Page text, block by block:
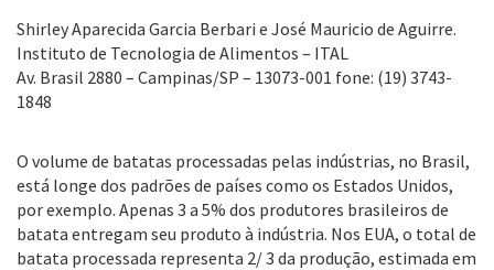
Shirley Aparecida Garcia Berbari e José Mauricio de Aguirre.
Instituto de Tecnologia de Alimentos – ITAL
Av. Brasil 2880 – Campinas/SP – 13073-001 fone: (19) 3743-
1848
O volume de batatas processadas pelas indústrias, no Brasil,
está longe dos padrões de países como os Estados Unidos,
por exemplo. Apenas 3 a 5% dos produtores brasileiros de
batata entregam seu produto à indústria. Nos EUA, o total de
batata processada representa 2/ 3 da produção, estimada em